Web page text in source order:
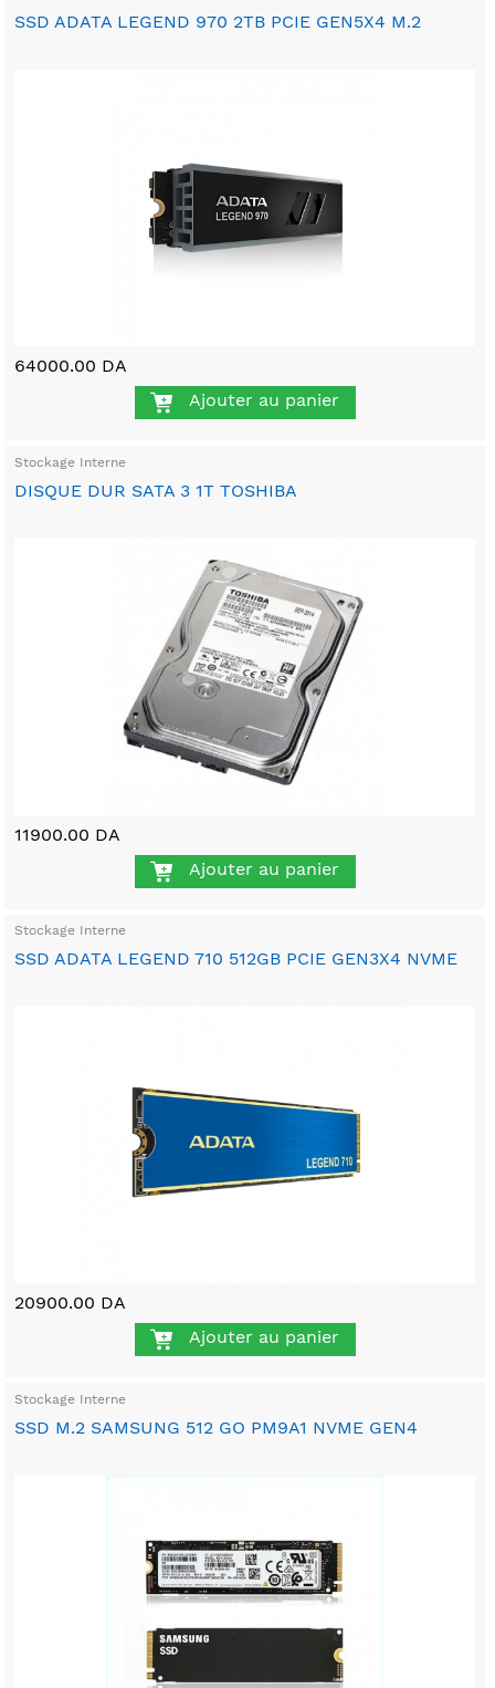
SSD ADATA LEGEND 970 2TB PCIE GEN5X4 M.2
64000.00 DA
Ajouter au panier
Stockage Interne
DISQUE DUR SATA 3 1T TOSHIBA
11900.00 DA
Ajouter au panier
Stockage Interne
SSD ADATA LEGEND 710 512GB PCIE GEN3X4 NVME
20900.00 DA
Ajouter au panier
Stockage Interne
SSD M.2 SAMSUNG 512 GO PM9A1 NVME GEN4